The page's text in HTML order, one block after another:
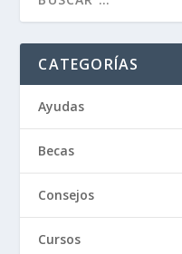
CATEGORÍAS
Ayudas
Becas
Consejos
Cursos